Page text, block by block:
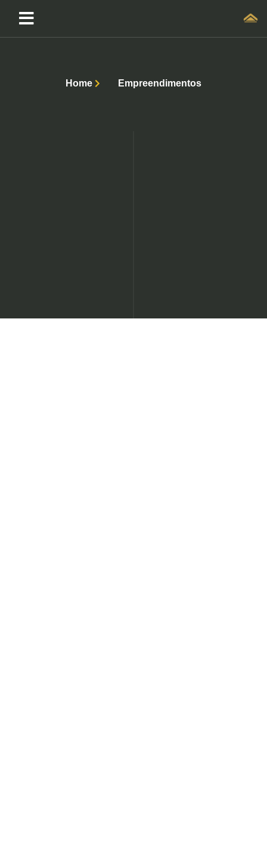
Home Empreendimentos